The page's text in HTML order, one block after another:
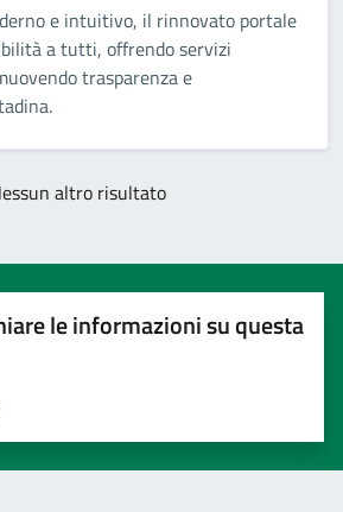
e intuitivo, il rinnovato portale
a tutti, offrendo servizi
trasparenza e
altro risultato
le informazioni su questa
5 stelle su 5
stelle su 5
su 5
5